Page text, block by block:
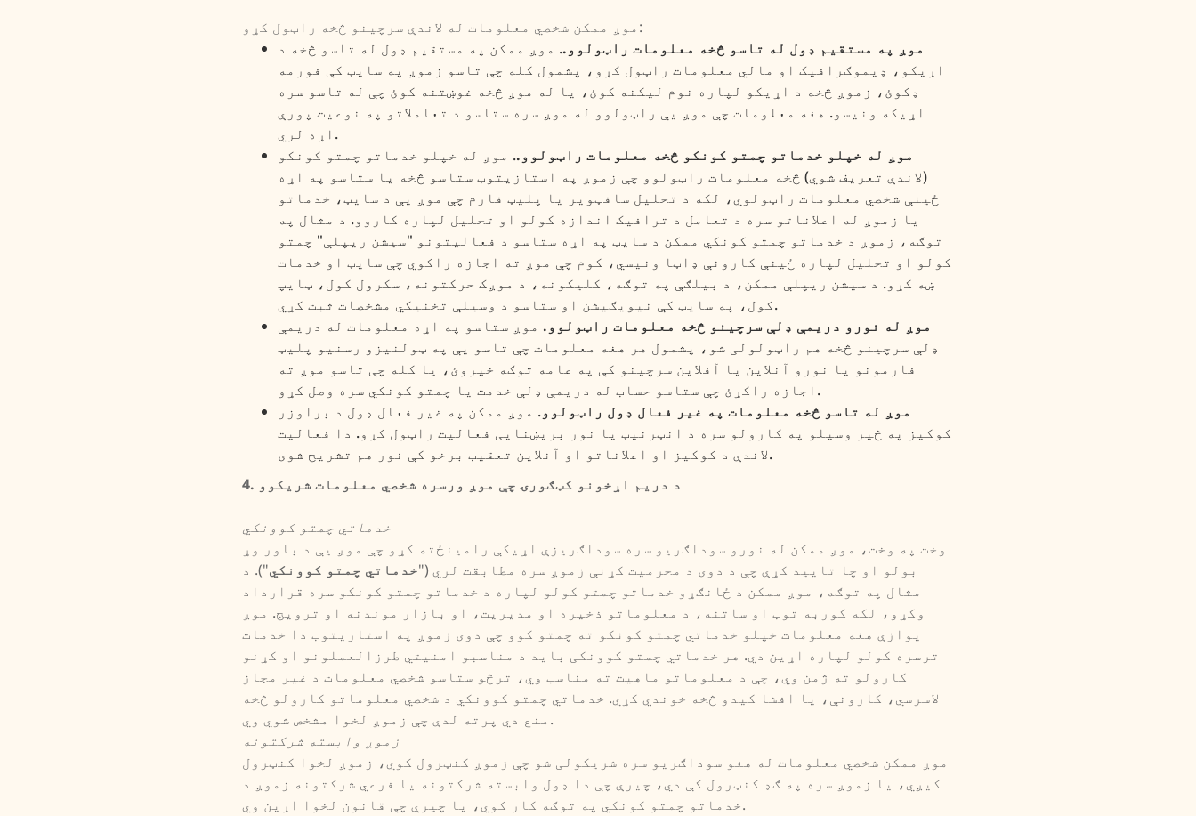
موږ ممکن شخصي معلومات له لاندې سرچینو څخه راټول کړو:
موږ په مستقیم ډول له تاسو څخه معلومات راټولوو.. موږ ممکن په مستقیم ډول له تاسو څخه د
اړیکو، ډیموګرافیک او مالي معلومات راټول کړو، پشمول کله چې تاسو زموږ په سایټ کې فورمه
ډکوئ، زموږ څخه د اړیکو لپاره نوم لیکنه کوئ، یا له موږ څخه غوښتنه کوئ چې له تاسو سره
اړیکه ونیسو. هغه معلومات چې موږ یې راټولوو له موږ سره ستاسو د تعاملاتو په نوعیت پورې
اړه لري.
موږ له خپلو خدماتو چمتو کونکو څخه معلومات راټولوو.. موږ له خپلو خدماتو چمتو کونکو
(لاندې تعریف شوي) څخه معلومات راټولوو چې زموږ په استازیتوب ستاسو څخه یا ستاسو په اړه
ځینې شخصي معلومات راټولوي، لکه د تحلیل سافټویر یا پلیټ فارم چې موږ یې د سایټ، خدماتو
یا زموږ له اعلاناتو سره د تعامل د ترافیک اندازه کولو او تحلیل لپاره کاروو. د مثال په
توګه، زموږ د خدماتو چمتو کونکي ممکن د سایټ په اړه ستاسو د فعالیتونو "سیشن ریپلې" چمتو
کولو او تحلیل لپاره ځینې کارونې ډاټا ونیسي، کوم چې موږ ته اجازه راکوي چې سایټ او خدمات
ښه کړو. د سیشن ریپلې ممکن، د بیلګې په توګه، کلیکونه، د موږک حرکتونه، سکرول کول، ټایپ
کول، په سایټ کې نیویګیشن او ستاسو د وسیلې تخنیکي مشخصات ثبت کړي.
موږ له نورو دریمې ډلې سرچینو څخه معلومات راټولوو. موږ ستاسو په اړه معلومات له دریمې
ډلې سرچینو څخه هم راټولولی شو، پشمول هر هغه معلومات چې تاسو یې په ټولنیزو رسنیو پلیټ
فارمونو یا نورو آنلاین یا آفلاین سرچینو کې په عامه توګه خپروئ، یا کله چې تاسو موږ ته
اجازه راکړئ چې ستاسو حساب له دریمې ډلې خدمت یا چمتو کونکي سره وصل کړو.
موږ له تاسو څخه معلومات په غیر فعال ډول راټولوو. موږ ممکن په غیر فعال ډول د براوزر
کوکیز په څیر وسیلو په کارولو سره د انټرنیټ یا نور بریښنایی فعالیت راټول کړو. دا فعالیت
لاندې د کوکیز او اعلاناتو او آنلاین تعقیب برخو کې نور هم تشریح شوی.
4. د دریم اړخونو کټګورۍ چې موږ ورسره شخصي معلومات شریکوو
خدماتي چمتو کوونکي
وخت په وخت، موږ ممکن له نورو سوداګریو سره سوداګریزې اړیکې رامینځته کړو چې موږ یې د باور وړ
بولو او چا تایید کړې چې د دوی د محرمیت کړنې زموږ سره مطابقت لري ("خدماتي چمتو کوونکي"). د
مثال په توګه، موږ ممکن د ځانګړو خدماتو چمتو کولو لپاره د خدماتو چمتو کونکو سره قرارداد
وکړو، لکه کوربه توب او ساتنه، د معلوماتو ذخیره او مدیریت، او بازار موندنه او ترویج. موږ
یوازې هغه معلومات خپلو خدماتي چمتو کونکو ته چمتو کوو چې دوی زموږ په استازیتوب دا خدمات
ترسره کولو لپاره اړین دي. هر خدماتي چمتو کوونکی باید د مناسبو امنیتي طرزالعملونو او کړنو
کارولو ته ژمن وي، چې د معلوماتو ماهیت ته مناسب وي، ترڅو ستاسو شخصي معلومات د غیر مجاز
لاسرسي، کارونې، یا افشا کیدو څخه خوندي کړي. خدماتي چمتو کوونکي د شخصي معلوماتو کارولو څخه
منع دي پرته لدې چې زموږ لخوا مشخص شوي وي.
زموږ وابسته شرکتونه
موږ ممکن شخصي معلومات له هغو سوداګریو سره شریکولی شو چې زموږ کنټرول کوي، زموږ لخوا کنټرول
کیږي، یا زموږ سره په ګډ کنټرول کې دي، چیرې چې دا ډول وابسته شرکتونه یا فرعي شرکتونه زموږ د
خدماتو چمتو کونکي په توګه کار کوي، یا چیرې چې قانون لخوا اړین وي.